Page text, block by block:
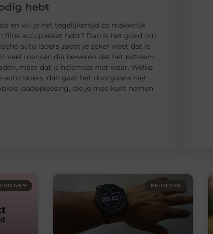
hebt
en wil je het tegelijkertijd zo makkelijk
flink accupakket hebt? Dan is het goed om
auto laders zodat je zeker weet dat je
veel mensen die beweren dat het extreem
maar dat is helemaal niet waar. Welke
laders, dan gaat het doorgaans niet
laadoplossing, die je mee kunt nemen
BEDRIJVEN